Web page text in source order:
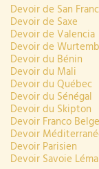
Devoir de San
Devoir de Saxe
Devoir de Valencia
Devoir de
Devoir du Bénin
Devoir du Mali
Devoir du Québec
Devoir du Sénégal
Devoir du Skipton
Devoir Franco
Devoir
Devoir Parisien
Devoir Savoie